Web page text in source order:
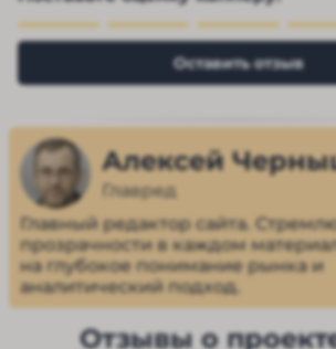
Оставить отзыв
Алексей
Главред
Главный редактор сайта.
прозрачности в каждом
на глубокое понимание рынка и
аналитический подход.
Отзывы о